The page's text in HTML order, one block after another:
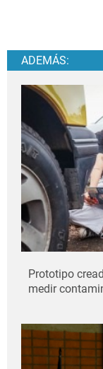
ADEMÁS:
Prototipo
medir